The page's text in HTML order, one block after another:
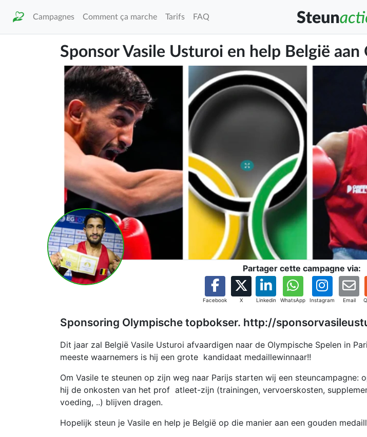
Campagnes Comment ça marche Tarifs FAQ
Sponsor Vasile Usturoi en help België
Partager cette campagne via:
Facebook X Linkedin WhatsApp Instagram Email
Sponsoring Olympische topbokser. http://
Dit jaar zal België Vasile Usturoi afvaardigen naar de Olympische Spelen in
meeste waarnemers is hij een grote kandidaat medaillewinnaar!!
Om Vasile te steunen op zijn weg naar Parijs starten wij een steuncampagne:
hij de onkosten van het prof atleet-zijn (trainingen, vervoerskosten,
voeding, ..) blijven dragen.
Hopelijk steun je Vasile en help je België op die manier aan een gouden